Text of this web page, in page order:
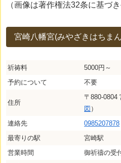
（画像は著作権法32条に基づ
宮崎八幡宮(みやざきはちま
祈祷料
5000円～
予約について
不要
住所
〒880-0804
図 ）
連絡先
0985207878
最寄りの駅
宮崎駅
営業時間
御祈禱の受